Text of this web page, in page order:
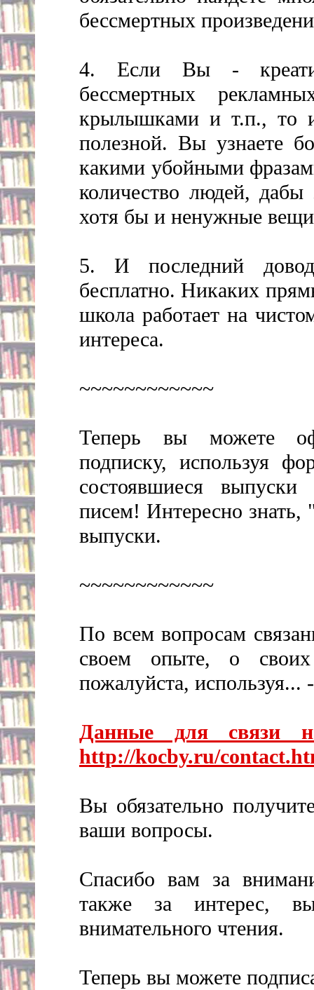
бессмертных
4. Если Вы -
бессмертных
крылышками и т.п., то
полезной. Вы узнаете
какими убойными
количество людей,
хотя бы и ненужные
5. И последний
бесплатно. Никаких
школа работает на
интереса.
~~~~~~~~~~~~
Теперь вы можете
подписку, используя
состоявшиеся
писем! Интересно знать,
выпуски.
~~~~~~~~~~~~
По всем вопросам
своем опыте, о
пожалуйста, используя...
Данные для связи
http://kocby.ru/
Вы обязательно
ваши вопросы.
Спасибо вам за
также за интерес,
внимательного чтения.
Теперь вы можете